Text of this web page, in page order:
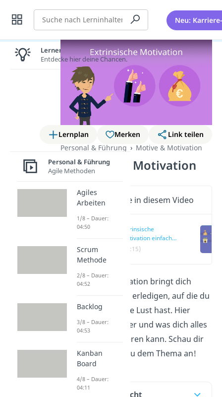
Suche Neu:
Lernplan Merken
Link teilen
Personal & Führung
Motive & Motivation
Extrinsische Motivation
Wichtige Inhalte in diesem Video
Extrinsische
Motivation einfach
erklärt
(00:15)
Extrinsische Motivation bringt dich
dazu, Aufgaben zu erledigen, auf die du
eigentlich gar keine Lust hast. Hier
erklären wir dir, wer und was dich alles
extrinsisch motivieren kann. Schau dir
jetzt unser
zu dem Thema an!
Inhaltsübersicht
Lernen lohnt sich!
Entdecke hier deine Chancen.
Personal & Führung
Agile Methoden
Agiles
Arbeiten
1/8 – Dauer:
04:50
Scrum
Methode
2/8 – Dauer:
04:52
Backlog
3/8 – Dauer:
04:53
Kanban
Board
4/8 – Dauer:
04:11